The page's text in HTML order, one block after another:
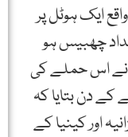
ایک ہوٹل پر
چھبیس ہو
نے اس حملے کی
کے دن بتایا کہ
اور کینیا کے